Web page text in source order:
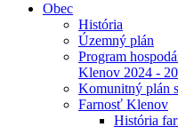
Obec
História
Územný plán
Program
Klenov 2024 -
Komunitný plán
Farnosť Klenov
História